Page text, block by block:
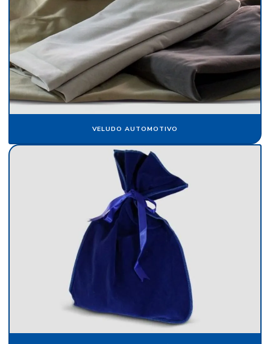
Folha de papel veludo
Folha de seda fluorescente
Fornecedor de algodão flocado
Fornecedor de cartolina camurça
Fornecedor de crepom parafinado
Fornecedor de floco de nylon
Fornecedor de papel camurça
Fornecedor de papel crepom
Fornecedor de papel crepom parafinado
Fornecedor de papel veludo
Fornecedor de tecido flocado
Fornecedor de veludo
Fornecedor de veludo para automóvel
Fornecedor de veludo sintético
VELUDO AUTOMOTIVO